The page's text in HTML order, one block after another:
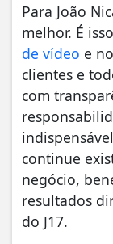
Para João
melhor. É
de vídeo e no
clientes e
com
continue
negócio,
resultados
do J17.